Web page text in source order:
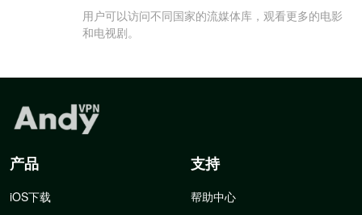
用户可以访问不同国家的流媒体库，观看更多的电影
和电视剧。
产品
iOS下载
支持
帮助中心